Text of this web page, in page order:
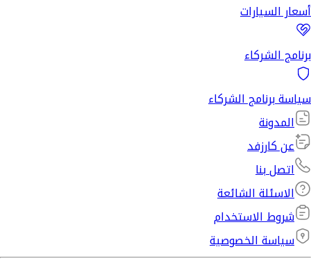
أسعار السيارات
برنامج الشركاء
سياسة برنامج الشركاء
المدونة
عن كارزفد
اتصل بنا
الاسئلة الشائعة
شروط الاستخدام
سياسة الخصوصية